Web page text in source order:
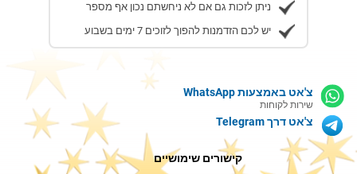
ניתן לזכות גם אם לא ניחשתם נכון אף מספר
יש לכם הזדמנות להפוך לזוכים 7 ימים בשבוע
צ'אט באמצעות WhatsApp
שירות לקוחות
צ'אט דרך Telegram
קישורים שימושיים